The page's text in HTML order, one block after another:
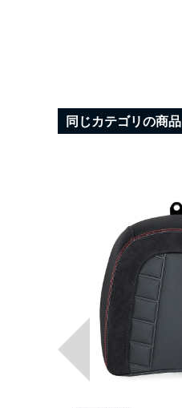
同じカテゴリの商品